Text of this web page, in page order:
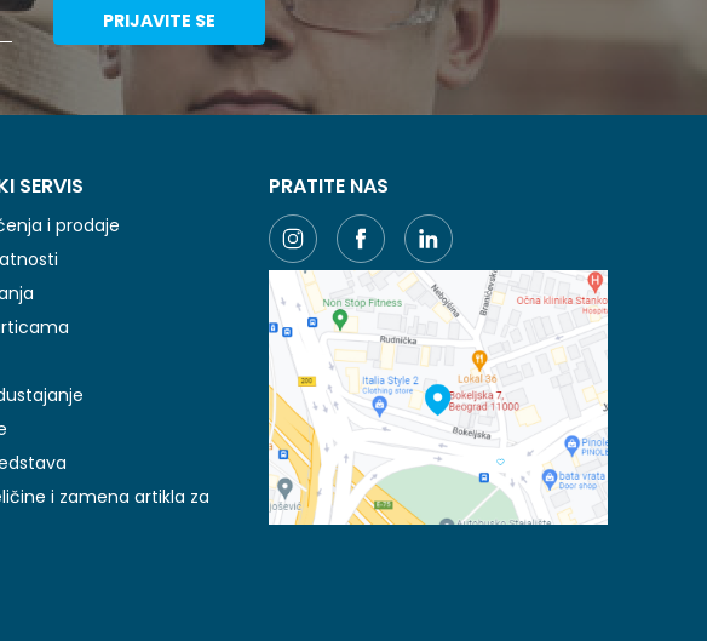
PRIJAVITE SE
SERVIS
i prodaje
i zamena artikla za
PRATITE NAS